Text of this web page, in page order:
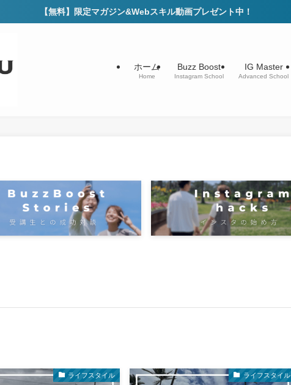
【無料】限定マガジン&Webスキル動画プレゼント中！
ホーム
Home
Buzz Boost
Instagram School
IG Master
Advanced School
ライフスタイル ライフスタイル